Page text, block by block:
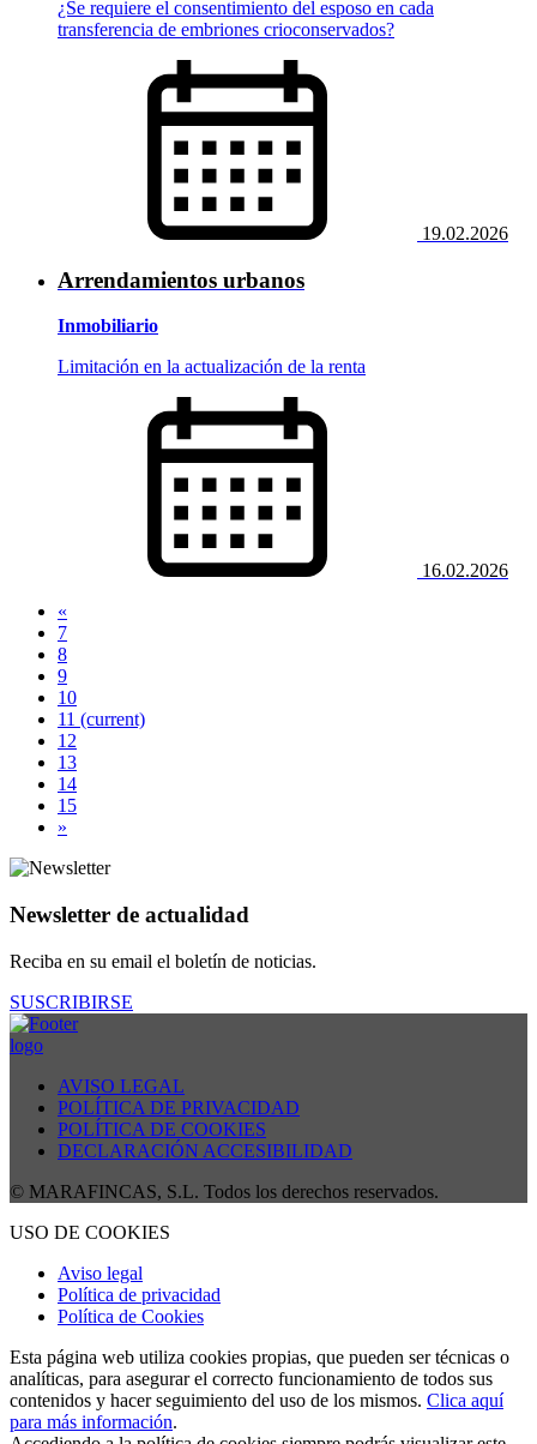
¿Se requiere el consentimiento del esposo en cada
transferencia de embriones crioconservados?
19.02.2026
Arrendamientos urbanos
Inmobiliario
Limitación en la actualización de la renta
16.02.2026
«
7
8
9
10
11 (current)
12
13
14
15
»
Newsletter de actualidad
Reciba en su email el boletín de noticias.
SUSCRIBIRSE
AVISO LEGAL
POLÍTICA DE PRIVACIDAD
POLÍTICA DE COOKIES
DECLARACIÓN ACCESIBILIDAD
© MARAFINCAS, S.L. Todos los derechos reservados.
USO DE COOKIES
Aviso legal
Política de privacidad
Política de Cookies
Esta página web utiliza cookies propias, que pueden ser técnicas o
analíticas, para asegurar el correcto funcionamiento de todos sus
contenidos y hacer seguimiento del uso de los mismos. Clica aquí
para más información.